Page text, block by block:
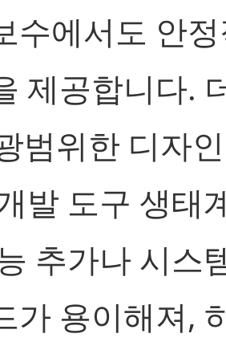
수에서도 안
제공합니다.
범위한 디자
발 도구 생태
추가나 시스
가 용이해져,